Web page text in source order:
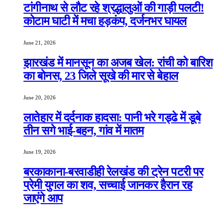
टांगीनाथ से लौट रहे श्रद्धालुओं की गाड़ी पलटी!
कोटाम घाटी में मचा हड़कंप, दर्जनभर घायल
June 21, 2026
झारखंड में मानसून का अजब खेल: रांची को बारिश
का बोनस, 23 जिले सूखे की मार से बेहाल
June 20, 2026
लातेहार में दर्दनाक हादसा: पानी भरे गड्ढे में डूबे
तीन सगे भाई-बहन, गांव में मातम
June 19, 2026
बरकाकाना-बरवाडीही रेलखंड की ट्रेन पटरी पर
प्रेमी युगल का शव, सच्चाई जानकर हैरान रह
जाएंगे आप